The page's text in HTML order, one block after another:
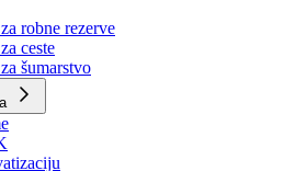
uprava za inspekcijske poslove
uprava civilne zaštite
robne rezerve
ceste
šumarstvo